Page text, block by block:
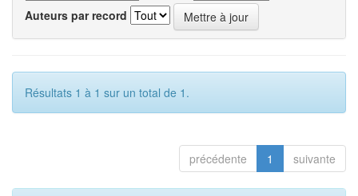
Auteurs par record
Résultats 1 à 1 sur un total de 1.
précédente 1 suivante